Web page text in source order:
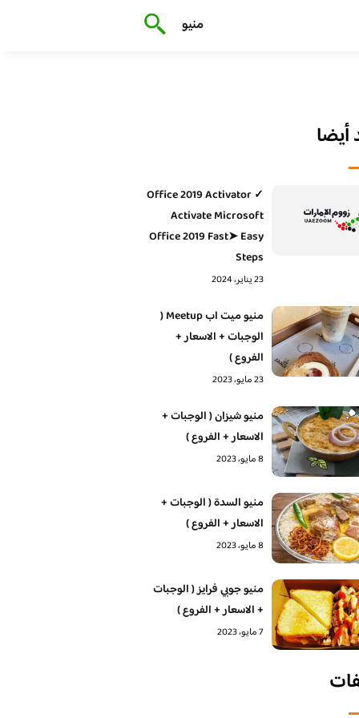
منيو
Office 2019 Activator ✓
Activate Microsoft
Office 2019 Fast➤ Easy
Steps
23 يناير، 2024
منيو ميت اب Meetup (
الوجبات + الاسعار +
الفروع )
23 مايو، 2023
منيو شيزان ( الوجبات +
الاسعار + الفروع )
8 مايو، 2023
منيو السدة ( الوجبات +
الاسعار + الفروع )
8 مايو، 2023
منيو جوبي فرايز ( الوجبات
+ الاسعار + الفروع )
7 مايو، 2023